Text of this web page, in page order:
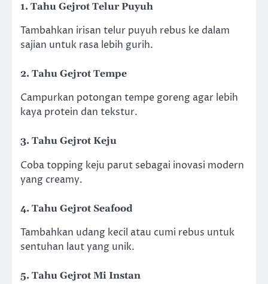
1. Tahu Gejrot Telur Puyuh
Tambahkan irisan telur puyuh rebus ke dalam
sajian untuk rasa lebih gurih.
2. Tahu Gejrot Tempe
Campurkan potongan tempe goreng agar lebih
kaya protein dan tekstur.
3. Tahu Gejrot Keju
Coba topping keju parut sebagai inovasi modern
yang creamy.
4. Tahu Gejrot Seafood
Tambahkan udang kecil atau cumi rebus untuk
sentuhan laut yang unik.
5. Tahu Gejrot Mi Instan